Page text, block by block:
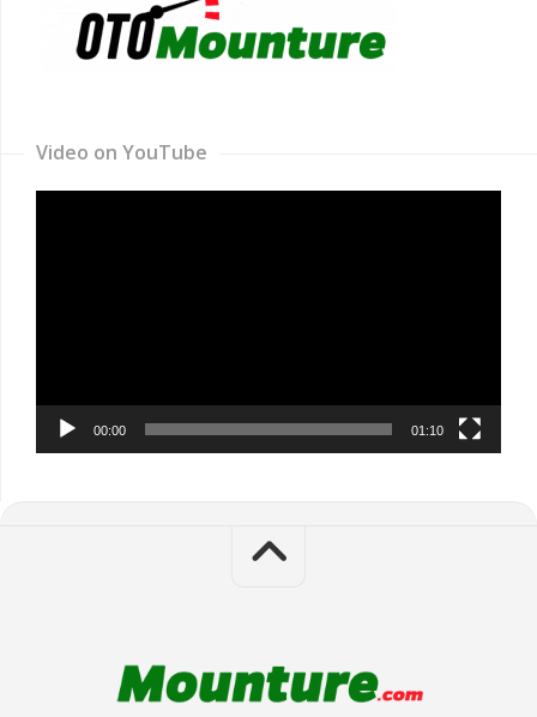
Video on YouTube
00:00 01:10